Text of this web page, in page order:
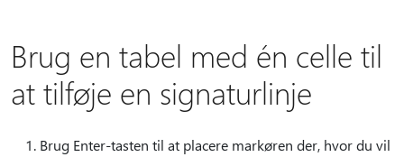
Brug en tabel med én celle til
at tilføje en signaturlinje
Brug Enter-tasten til at placere markøren der, hvor du vil